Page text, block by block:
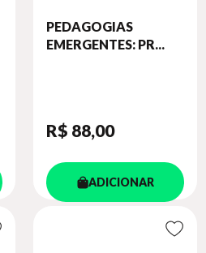
PEDAGOGIAS
EMERGENTES: PR...
R$ 88,00
ADICIONAR